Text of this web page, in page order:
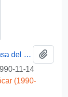
Transcripción de la conferencia de prensa del Presidente Patricio Aylwin Azócar, realizada en Arica al término de su visita a la Región de Tarapacá
11-14
(1990-